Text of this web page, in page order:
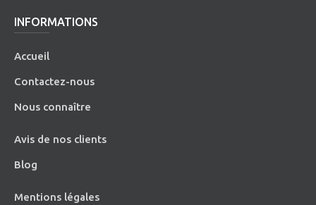
INFORMATIONS
Accueil
Contactez-nous
Nous connaître
Avis de nos clients
Blog
Mentions légales